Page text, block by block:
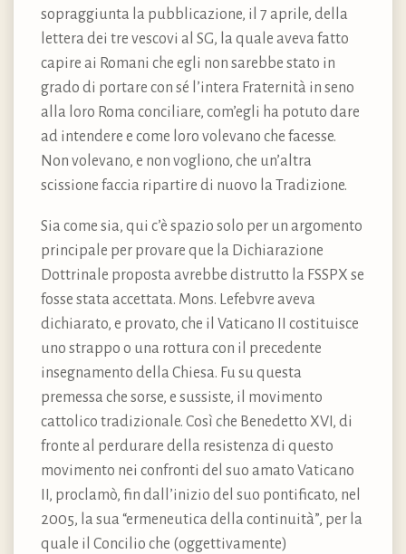
sopraggiunta la pubblicazione, il 7 aprile, della
lettera dei tre vescovi al SG, la quale aveva fatto
capire ai Romani che egli non sarebbe stato in
grado di portare con sé l’intera Fraternità in seno
alla loro Roma conciliare, com’egli ha potuto dare
ad intendere e come loro volevano che facesse.
Non volevano, e non vogliono, che un’altra
scissione faccia ripartire di nuovo la Tradizione.
Sia come sia, qui c’è spazio solo per un argomento
principale per provare que la Dichiarazione
Dottrinale proposta avrebbe distrutto la FSSPX se
fosse stata accettata. Mons. Lefebvre aveva
dichiarato, e provato, che il Vaticano II costituisce
uno strappo o una rottura con il precedente
insegnamento della Chiesa. Fu su questa
premessa che sorse, e sussiste, il movimento
cattolico tradizionale. Così che Benedetto XVI, di
fronte al perdurare della resistenza di questo
movimento nei confronti del suo amato Vaticano
II, proclamò, fin dall’inizio del suo pontificato, nel
2005, la sua “ermeneutica della continuità”, per la
quale il Concilio che (oggettivamente)